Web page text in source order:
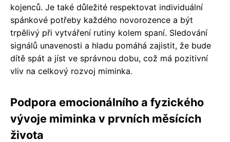
kojenců. Je také důležité respektovat individuální
spánkové potřeby každého novorozence a být
trpělivý při vytváření rutiny kolem spaní. Sledování
signálů unavenosti a hladu pomáhá zajistit, že bude
dítě spát a jíst ve správnou dobu, což má pozitivní
vliv na celkový rozvoj miminka.
Podpora emocionálního a fyzického
vývoje miminka v prvních měsících
života